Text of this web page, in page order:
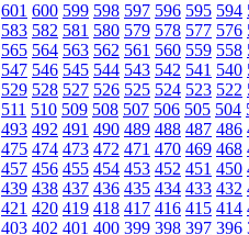
601 600 599 598 597 596 595 594
583 582 581 580 579 578 577 576
565 564 563 562 561 560 559 558
547 546 545 544 543 542 541 540
529 528 527 526 525 524 523 522
511 510 509 508 507 506 505 504
493 492 491 490 489 488 487 486
475 474 473 472 471 470 469 468
457 456 455 454 453 452 451 450
439 438 437 436 435 434 433 432
421 420 419 418 417 416 415 414
403 402 401 400 399 398 397 396